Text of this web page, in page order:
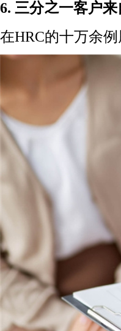
6. 三分之一客户
在HRC的十万余